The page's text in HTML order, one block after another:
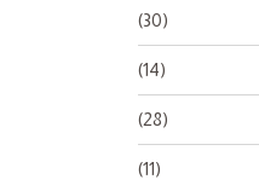
(30)
(14)
(28)
(11)